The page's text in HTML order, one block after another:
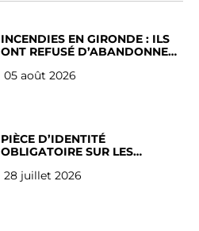
INCENDIES EN GIRONDE : ILS
ONT REFUSÉ D’ABANDONNER
05 août 2026
PIÈCE D’IDENTITÉ
OBLIGATOIRE SUR LES
Français
28 juillet 2026